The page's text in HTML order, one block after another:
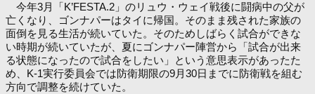
今年3月「K’FESTA.2」のリュウ・ウェイ戦後に闘病中の父が
亡くなり、ゴンナパーはタイに帰国。そのまま残された家族の
面倒を見る生活が続いていた。そのためしばらく試合ができな
い時期が続いていたが、夏にゴンナパー陣営から「試合が出来
る状態になったので試合をしたい」という意思表示があったた
め、K-1実行委員会では防衛期限の9月30日までに防衛戦を組む
方向で調整を続けていた。